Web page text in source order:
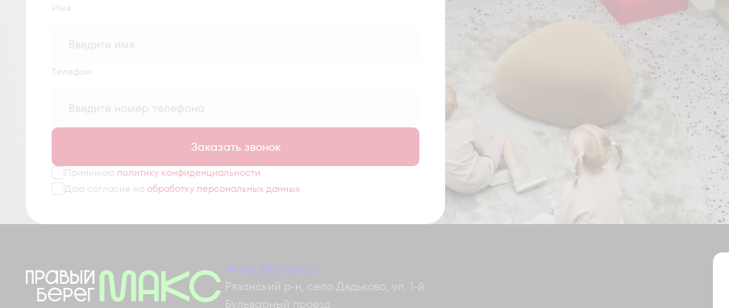
Имя
Tелефон
Заказать звонок
Принимаю политику конфиденциальности
Даю согласие на обработку персональных данных
+7 491 230-03-03
Рязанский р-н, село Дядьково, ул. 1-й
Бульварный проезд